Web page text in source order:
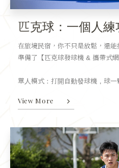
在旅境民宿，你不只是放鬆，還
準備了【匹克球發球機 & 攜帶式
單人模式：打開自動發球機，球一
View More